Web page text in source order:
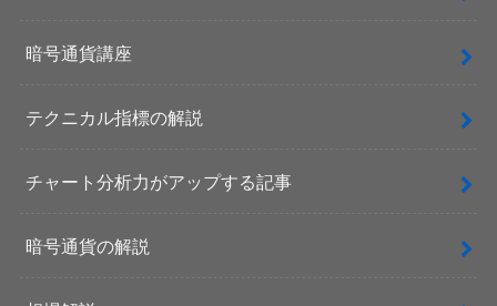
暗号通貨講座
テクニカル指標の解説
チャート分析力がアップする記事
暗号通貨の解説